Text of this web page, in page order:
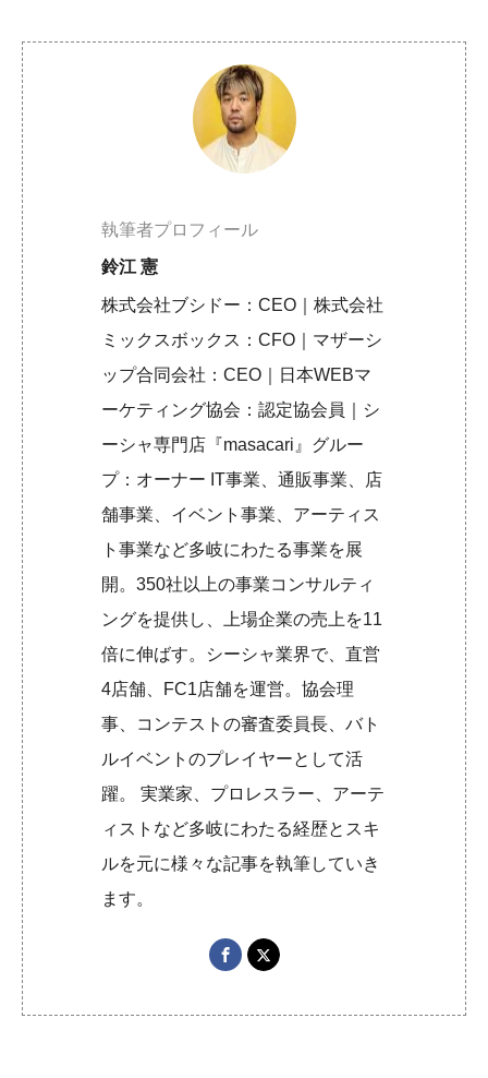
執筆者プロフィール
鈴江 憲
株式会社ブシドー：CEO｜株式会社
ミックスボックス：CFO｜マザーシ
ップ合同会社：CEO｜日本WEBマ
ーケティング協会：認定協会員｜シ
ーシャ専門店『masacari』グルー
プ：オーナー IT事業、通販事業、店
舗事業、イベント事業、アーティス
ト事業など多岐にわたる事業を展
開。350社以上の事業コンサルティ
ングを提供し、上場企業の売上を11
倍に伸ばす。シーシャ業界で、直営
4店舗、FC1店舗を運営。協会理
事、コンテストの審査委員長、バト
ルイベントのプレイヤーとして活
躍。 実業家、プロレスラー、アーテ
ィストなど多岐にわたる経歴とスキ
ルを元に様々な記事を執筆していき
ます。